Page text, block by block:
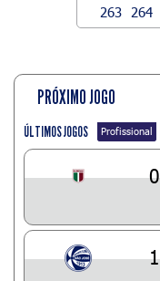
263
264
PRÓXIMO JOGO
ÚLTIMOS JOGOS Profissional
0
1